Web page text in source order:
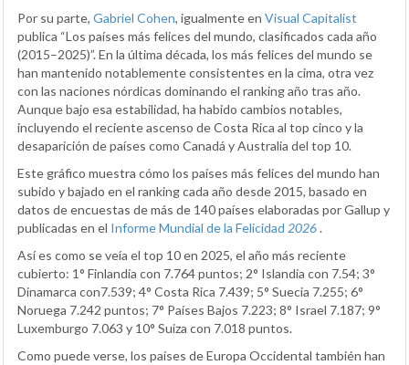
Por su parte, Gabriel Cohen, igualmente en Visual Capitalist
publica “Los países más felices del mundo, clasificados cada año
(2015–2025)”. En la última década, los más felices del mundo se
han mantenido notablemente consistentes en la cima, otra vez
con las naciones nórdicas dominando el ranking año tras año.
Aunque bajo esa estabilidad, ha habido cambios notables,
incluyendo el reciente ascenso de Costa Rica al top cinco y la
desaparición de países como Canadá y Australia del top 10.
Este gráfico muestra cómo los países más felices del mundo han
subido y bajado en el ranking cada año desde 2015, basado en
datos de encuestas de más de 140 países elaboradas por Gallup y
publicadas en el Informe Mundial de la Felicidad 2026.
Así es como se veía el top 10 en 2025, el año más reciente
cubierto: 1° Finlandia con 7.764 puntos; 2° Islandia con 7.54; 3°
Dinamarca con7.539; 4° Costa Rica 7.439; 5° Suecia 7.255; 6°
Noruega 7.242 puntos; 7° Países Bajos 7.223; 8° Israel 7.187; 9°
Luxemburgo 7.063 y 10° Suiza con 7.018 puntos.
Como puede verse, los países de Europa Occidental también han